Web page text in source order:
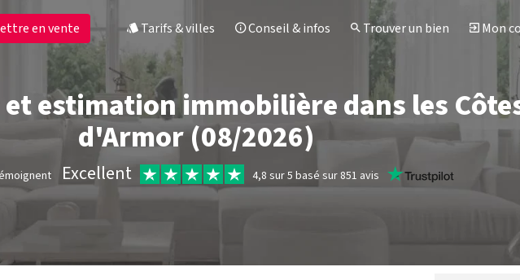
en vente Tarifs & villes Conseil & infos Trouver un bien Mon
et estimation immobilière dans les
d'Armor (08/2026)
Excellent 4,8 sur 5 basé sur 851 avis